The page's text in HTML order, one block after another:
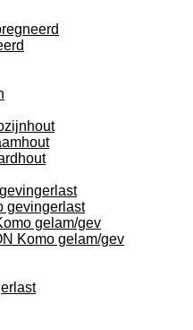
gevingerlast
gelam/gev
Komo gelam/gev